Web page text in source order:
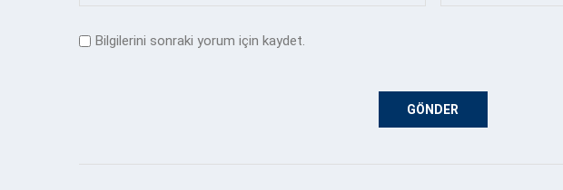
Bilgilerini sonraki yorum için kaydet.